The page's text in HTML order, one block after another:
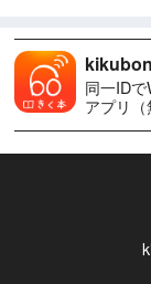
同一ID
アプリ（